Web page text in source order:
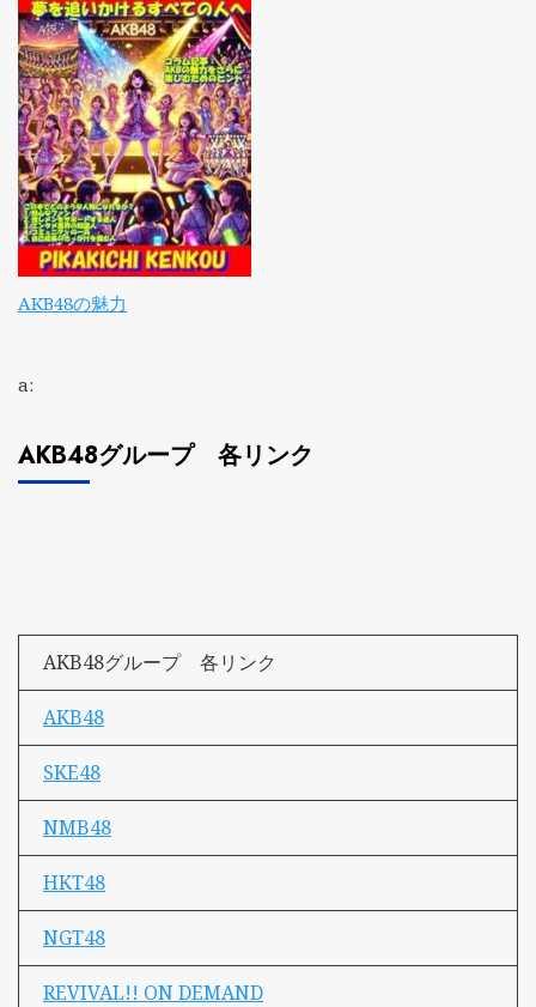
AKB48の魅力
a:
AKB48グループ 各リンク
AKB48グループ 各リンク
AKB48
SKE48
NMB48
HKT48
NGT48
REVIVAL!! ON DEMAND